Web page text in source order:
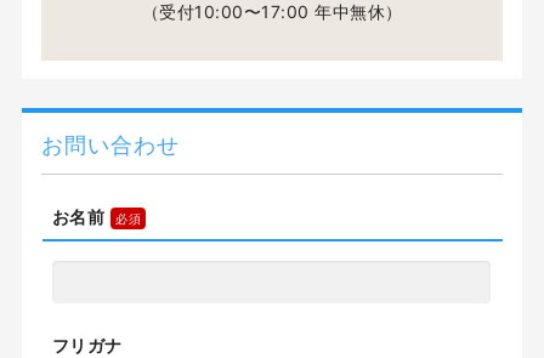
（受付10:00〜17:00 年中無休）
お問い合わせ
お名前
フリガナ